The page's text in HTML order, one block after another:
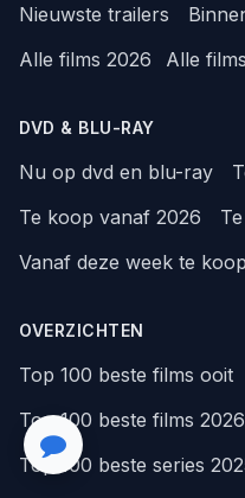
Nieuwste trailers
Alle films 2026
Alle
DVD & BLU-RAY
Nu op dvd en blu-ray
Te koop vanaf 2026
Vanaf deze week te koop
OVERZICHTEN
Top 100 beste films ooit
Top 100 beste films 2026
Top 100 beste series